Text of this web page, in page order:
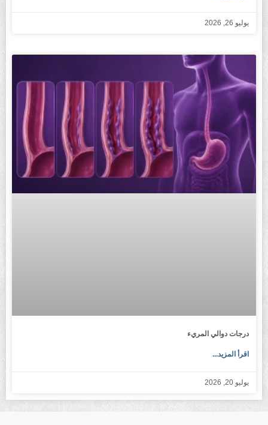
يوليو 26, 2026
درجات دوالي المريء
اقرأ المزيد...
يوليو 20, 2026